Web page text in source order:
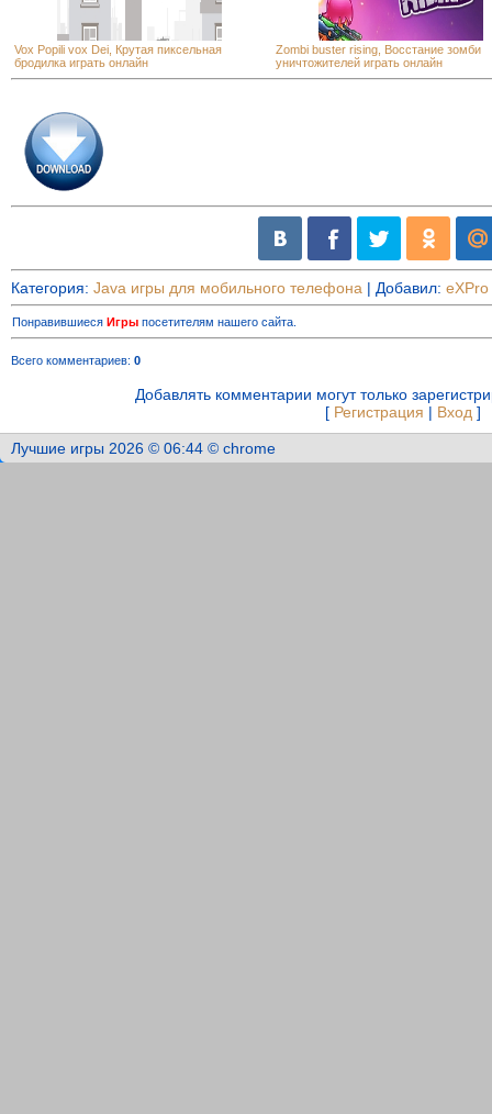
Vox Popili vox Dei, Крутая пиксельная
бродилка играть онлайн
Zombi buster rising, Восстание зомби
уничтожителей играть онлайн
Категория: Java игры для мобильного телефона | Добавил: eXPro
Понравившиеся Игры посетителям нашего сайта.
Всего комментариев: 0
Добавлять комментарии могут только
[ Регистрация | Вход ]
Лучшие игры 2026 © 06:44 © chrome